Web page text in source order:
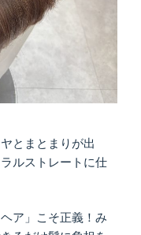
とまとまりが出
ルストレートに仕
ア」こそ正義！み